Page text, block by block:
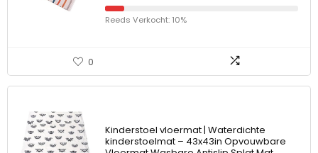
Reeds Verkocht: 10%
0
Kinderstoel vloermat | Waterdichte
kinderstoelmat – 43x43in Opvouwbare